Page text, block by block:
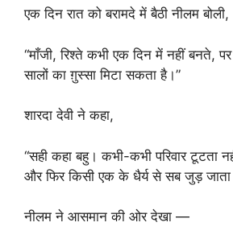
एक दिन रात को बरामदे में बैठी नीलम बोली,
“माँजी, रिश्ते कभी एक दिन में नहीं बनते,
सालों का ग़ुस्सा मिटा सकता है।”
शारदा देवी ने कहा,
“सही कहा बहु। कभी-कभी परिवार टूटता
और फिर किसी एक के धैर्य से सब जुड़ जाता
नीलम ने आसमान की ओर देखा —